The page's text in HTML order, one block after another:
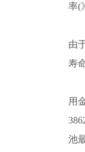
率(
由
寿
用
池